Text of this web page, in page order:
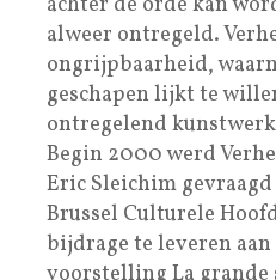
alweer ontregeld.
ongrijpbaarheid,
geschapen lijkt te
ontregelend
Begin 2000 werd
Eric Sleichim
Brussel Culturele
bijdrage te leveren